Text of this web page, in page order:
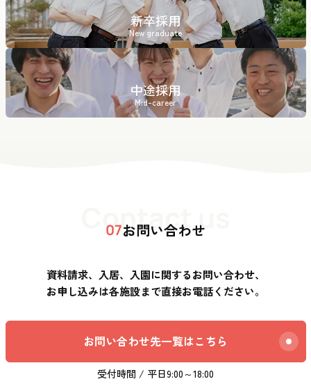
新卒採用
New graduate
中途採用
Mid-career
Contact us
07お問い合わせ
資料請求、入居、入園に関するお問い合わせ、
お申し込みは各施設まで直接お電話ください。
お問い合わせ先一覧はこちら
受付時間 / 平日9:00～18:00